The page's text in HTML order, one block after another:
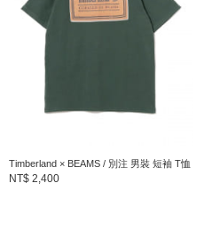
Timberland × BEAMS / 別注 男裝 短袖 T恤
NT$ 2,400